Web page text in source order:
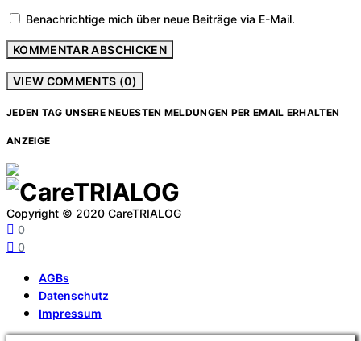
Benachrichtige mich über neue Beiträge via E-Mail.
VIEW COMMENTS (0)
JEDEN TAG UNSERE NEUESTEN MELDUNGEN PER EMAIL ERHALTEN
ANZEIGE
Copyright © 2020 CareTRIALOG
0
0
AGBs
Datenschutz
Impressum